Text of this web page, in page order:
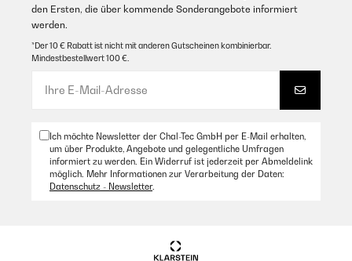
den Ersten, die über kommende Sonderangebote informiert
werden.
*Der 10 € Rabatt ist nicht mit anderen Gutscheinen kombinierbar.
Mindestbestellwert 100 €.
Ich möchte Newsletter der Chal-Tec GmbH per E-Mail erhalten,
um über Produkte, Angebote und gelegentliche Umfragen
informiert zu werden. Ein Widerruf ist jederzeit per Abmeldelink
möglich. Mehr Informationen zur Verarbeitung der Daten:
Datenschutz - Newsletter.